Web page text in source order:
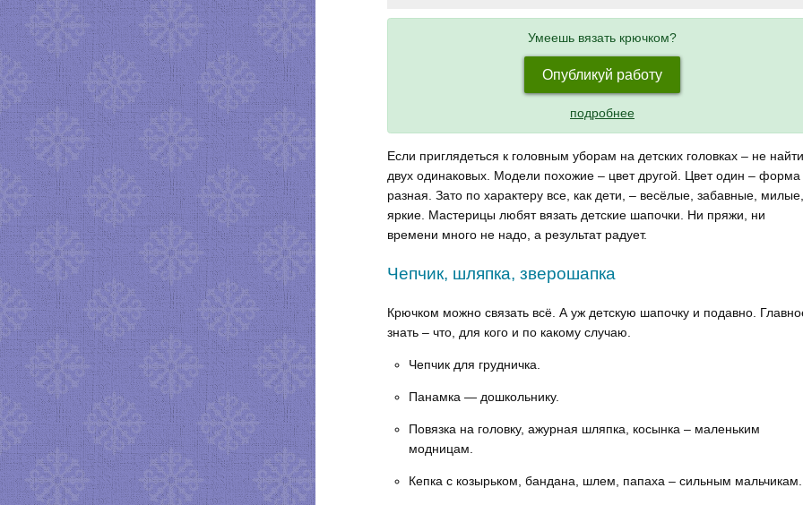
Умеешь вязать крючком?
Опубликуй работу
подробнее
Если приглядеться к головным уборам на детских головках – не найти
двух одинаковых. Модели похожие – цвет другой. Цвет один – форма
разная. Зато по характеру все, как дети, – весёлые, забавные, милые,
яркие. Мастерицы любят вязать детские шапочки. Ни пряжи, ни
времени много не надо, а результат радует.
Чепчик, шляпка, зверошапка
Крючком можно связать всё. А уж детскую шапочку и подавно.
знать – что, для кого и по какому случаю.
Чепчик для грудничка.
Панамка — дошкольнику.
Повязка на головку, ажурная шляпка, косынка – маленьким
модницам.
Кепка с козырьком, бандана, шлем, папаха – сильным мальчикам.